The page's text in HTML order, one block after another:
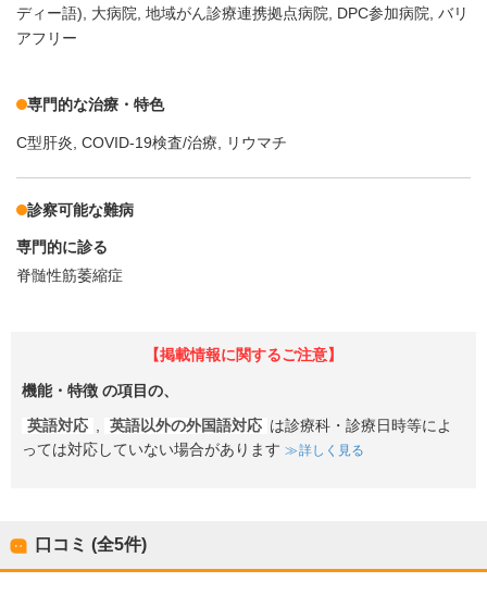
ディー語)
大病院 地域がん診療連携拠点病院 DPC参加病院 バリ
アフリー
専門的な治療・特色
C型肝炎 COVID-19検査/治療 リウマチ
診察可能な難病
専門的に診る
脊髄性筋萎縮症
【掲載情報に関するご注意】
機能・特徴 の項目の、
英語対応 , 英語以外の外国語対応 は診療科・診療日時等によ
っては対応していない場合があります
詳しく見る
口コミ (全5件)